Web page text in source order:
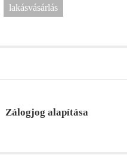
lakásvásárlás
Zálogjog alapítása